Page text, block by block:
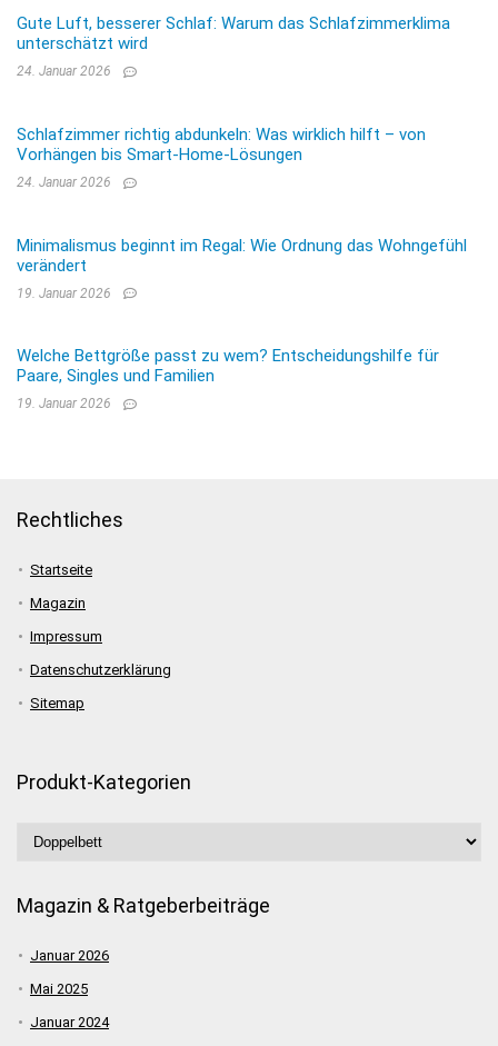
Gute Luft, besserer Schlaf: Warum das Schlafzimmerklima
unterschätzt wird
24. Januar 2026
Schlafzimmer richtig abdunkeln: Was wirklich hilft – von
Vorhängen bis Smart-Home-Lösungen
24. Januar 2026
Minimalismus beginnt im Regal: Wie Ordnung das Wohngefühl
verändert
19. Januar 2026
Welche Bettgröße passt zu wem? Entscheidungshilfe für
Paare, Singles und Familien
19. Januar 2026
Rechtliches
Startseite
Magazin
Impressum
Datenschutzerklärung
Sitemap
Produkt-Kategorien
Magazin & Ratgeberbeiträge
Januar 2026
Mai 2025
Januar 2024